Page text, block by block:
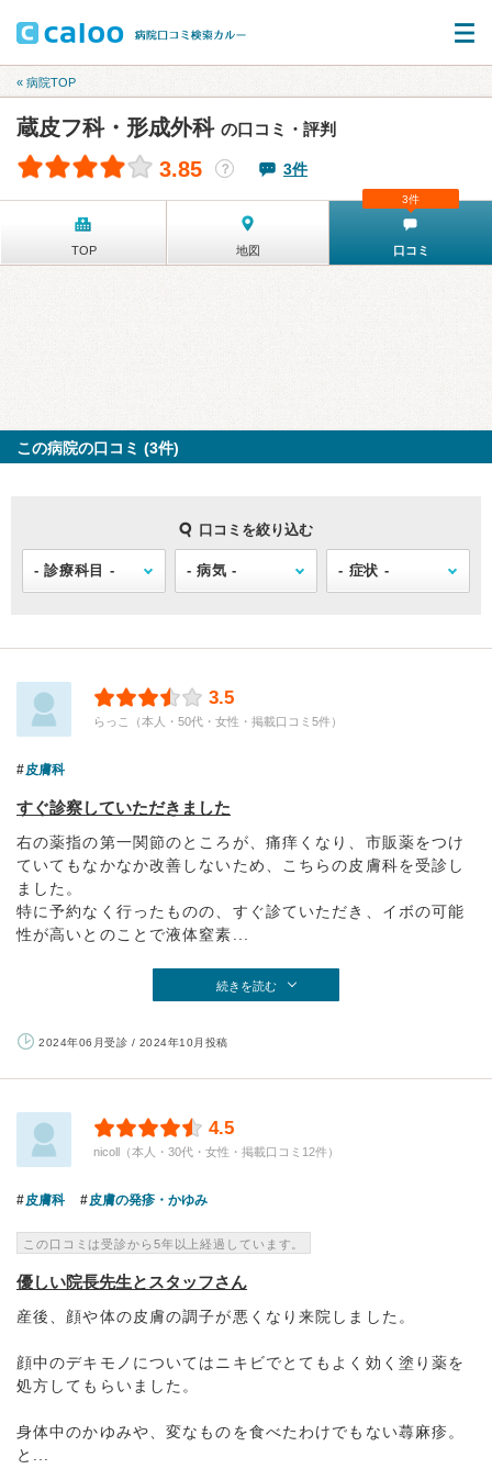
« 病院TOP
蔵皮フ科・形成外科 の口コミ・評判
3.85 ？ 3件
TOP 地図 口コミ
3件
この病院の口コミ (3件)
口コミを絞り込む
3.5
らっこ（本人・50代・女性・掲載口コミ5件）
皮膚科
すぐ診察していただきました
右の薬指の第一関節のところが、痛痒くなり、市販薬をつけ
ていてもなかなか改善しないため、こちらの皮膚科を受診し
ました。
特に予約なく行ったものの、すぐ診ていただき、イボの可能
性が高いとのことで液体窒素...
続きを読む
2024年06月受診 / 2024年10月投稿
4.5
nicoll（本人・30代・女性・掲載口コミ12件）
皮膚科 皮膚の発疹・かゆみ
この口コミは受診から5年以上経過しています。
優しい院長先生とスタッフさん
産後、顔や体の皮膚の調子が悪くなり来院しました。
顔中のデキモノについてはニキビでとてもよく効く塗り薬を
処方してもらいました。
身体中のかゆみや、変なものを食べたわけでもない蕁麻疹。
と...